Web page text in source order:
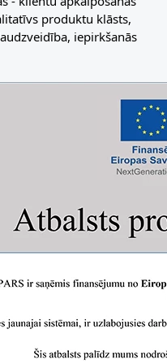
produktu klāsts,
iepirkšanās